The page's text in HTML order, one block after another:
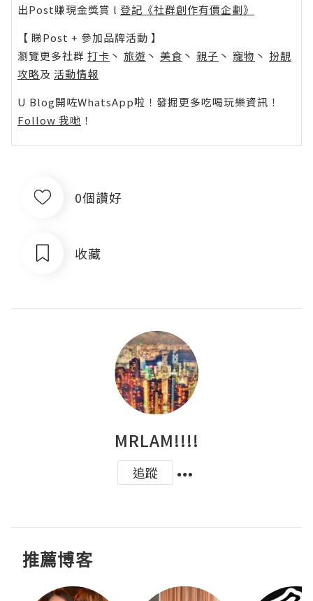
出Post賺現金獎賞 l 登記《社群創作有價企劃》
【 睇Post + 參加品牌活動 】
瀏覽更多社群 打卡 丶 旅遊 丶 美食 丶 親子 丶 寵物 丶 扮靚
攻略及 活動情報
U Blog開咗WhatsApp啦！發掘更多吃喝玩樂資訊！
Follow 我哋 ！
0個讚好
收藏
MRLAM!!!!
追蹤
推薦博客